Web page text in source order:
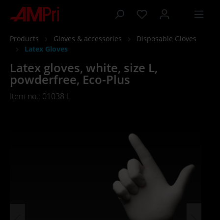
content
Products Gloves & accessories
Disposable Gloves
Latex Gloves
Latex gloves, white, size L,
powderfree, Eco-Plus
Item no.: 01038-L